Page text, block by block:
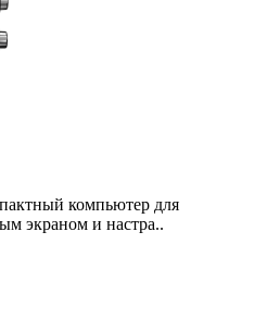
компьютер для
экраном и настра..